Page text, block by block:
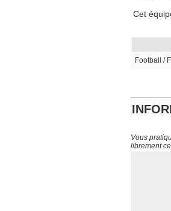
Cet
Football /
Vous
librement